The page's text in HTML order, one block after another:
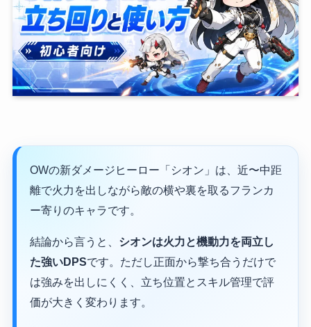
OWの新ダメージヒーロー「シオン」は、近〜中距
離で火力を出しながら敵の横や裏を取るフランカ
ー寄りのキャラです。
結論から言うと、 シオンは火力と機動力を両立し
た強いDPSです。ただし正面から撃ち合うだけで
は強みを出しにくく、立ち位置とスキル管理で評
価が大きく変わります。